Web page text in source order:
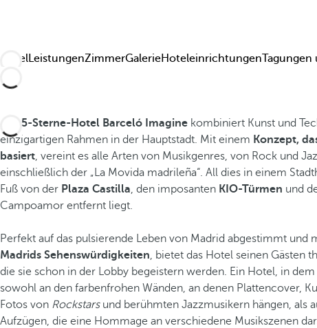
HotelLeistungenZimmerGalerieHoteleinrichtungenTagungen
5-Sterne-Hotel Barceló Imagine kombiniert Kunst und
einzigartigen Rahmen in der Hauptstadt. Mit einem Konzept,
basiert, vereint es alle Arten von Musikgenres, von Rock und
einschließlich der „La Movida madrileña“. All dies in einem
Fuß von der Plaza Castilla, den imposanten KIO-Türmen und
Campoamor entfernt liegt.
Perfekt auf das pulsierende Leben von Madrid abgestimmt und
Madrids Sehenswürdigkeiten, bietet das Hotel seinen Gästen
die sie schon in der Lobby begeistern werden. Ein Hotel, in
sowohl an den farbenfrohen Wänden, an denen Plattencover,
Fotos von Rockstarsund berühmten Jazzmusikern hängen, als
Aufzügen, die eine Hommage an verschiedene Musikszenen